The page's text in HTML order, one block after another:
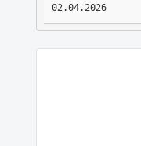
02.04.2026